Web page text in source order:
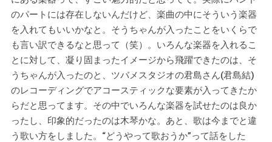
のパートには存在しないんだけど、楽曲の中にそういう楽器
を入れてもいいかなと。そうちゃんが入ったことをいくらで
も言い訳できるなと思って（笑）。いろんな楽器を入れるこ
とに対して、凝り固まったイメージから飛躍できたのは、そ
うちゃんが入ったのと、ツバメスタジオの君島さん(君島結)
のレコーディングでアコースティックな要素が入ってきたか
らだと思ってます。その中でいろんな楽器を試せたのは良か
ったし、印象的だったのは木琴かな。あと、歌は今までと違
う歌い方をしました。“どうやって歌おうか”って話をした